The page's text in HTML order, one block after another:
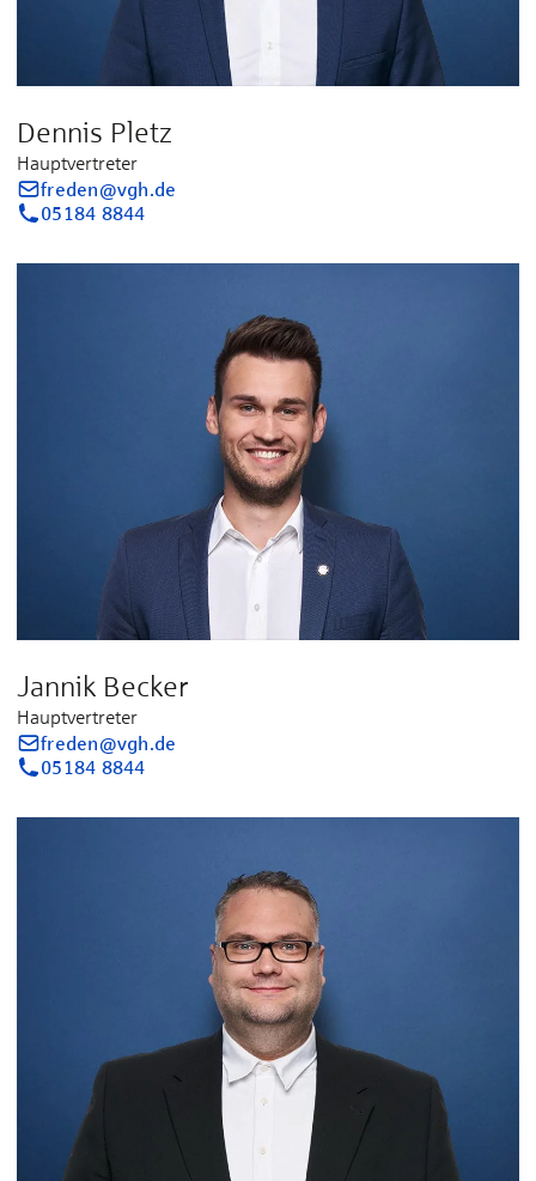
Dennis Pletz
Hauptvertreter
freden@vgh.de
05184 8844
Jannik Becker
Hauptvertreter
freden@vgh.de
05184 8844